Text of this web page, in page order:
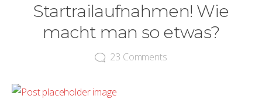
Startrailaufnahmen! Wie
macht man so etwas?
23 Comments